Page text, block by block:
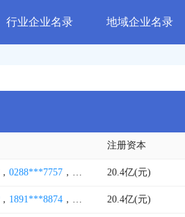
行业企业名录 地域企业名录
注册资本
， 0288***7757 ， 1343***8811，0288***8866
20.4亿(元)
， 1891***8874 ， 1350***1389，0236***7113
20.4亿(元)